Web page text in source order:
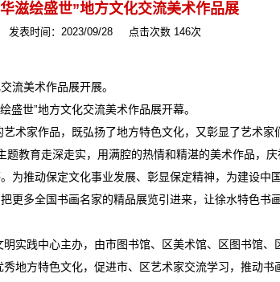
滋绘盛世”地方文化交流美术作品展
发表时间：2023/09/28 点击次数 146次
流美术作品展开展。
世”地方文化交流美术作品展开幕。
家作品，既弘扬了地方特色文化，又彰显了艺术家
教育走深走实，用满腔的热情和精湛的美术作品，
为推动保定文化事业发展、彰显保定精神，为建设中
多全国书画名家的精品展览引进来，让徐水特色书
践中心主办，由市图书馆、区美术馆、区图书馆、
方特色文化，促进市、区艺术家交流学习，推动书